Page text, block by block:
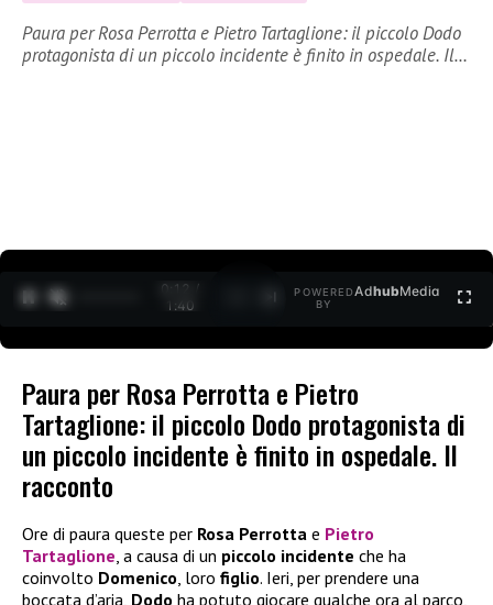
Paura per Rosa Perrotta e Pietro Tartaglione: il piccolo Dodo
protagonista di un piccolo incidente è finito in ospedale. Il…
0:12 /
1:40
POWERED
BY
AdhubMedia
Paura per Rosa Perrotta e Pietro
Tartaglione: il piccolo Dodo protagonista di
un piccolo incidente è finito in ospedale. Il
racconto
Ore di paura queste per Rosa Perrotta e Pietro
Tartaglione, a causa di un piccolo incidente che ha
coinvolto Domenico, loro figlio. Ieri, per prendere una
boccata d’aria, Dodo ha potuto giocare qualche ora al parco,